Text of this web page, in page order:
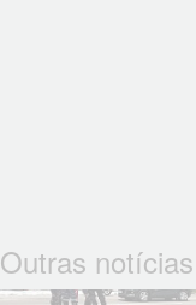
Outras notícias